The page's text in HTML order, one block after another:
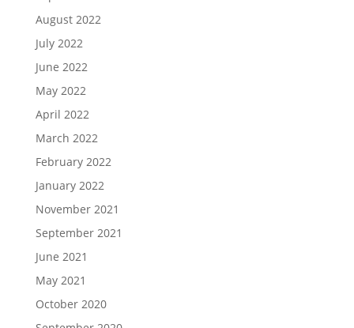
August 2022
July 2022
June 2022
May 2022
April 2022
March 2022
February 2022
January 2022
November 2021
September 2021
June 2021
May 2021
October 2020